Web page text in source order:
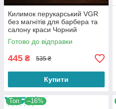
Килимок перукарський VGR
без магнітів для барбера та
салону краси Чорний
Готово до відправки
445 ₴ 535 ₴
Купити
Топ –16%